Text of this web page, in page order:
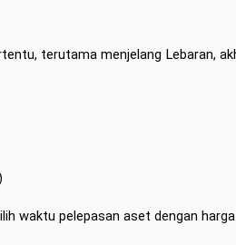
terutama menjelang Lebaran,
waktu pelepasan aset dengan